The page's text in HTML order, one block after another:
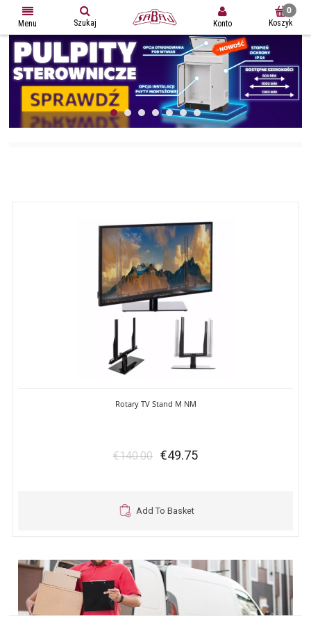
Menu Szukaj Konto Koszyk
Rotary TV Stand M NM
€140.00 €49.75
Add To Basket